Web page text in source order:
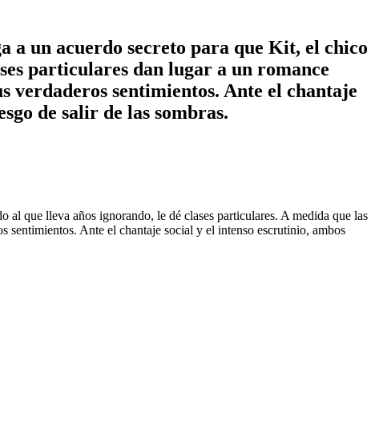
a un acuerdo secreto para que Kit, el chico
particulares dan lugar a un romance
verdaderos sentimientos. Ante el chantaje
de salir de las sombras.
que lleva años ignorando, le dé clases particulares. A medida que las
sentimientos. Ante el chantaje social y el intenso escrutinio, ambos